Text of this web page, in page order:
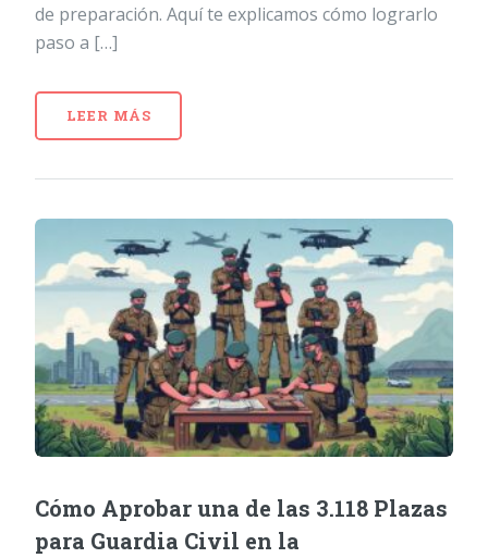
de preparación. Aquí te explicamos cómo lograrlo
paso a […]
LEER MÁS
Cómo Aprobar una de las 3.118 Plazas
para Guardia Civil en la